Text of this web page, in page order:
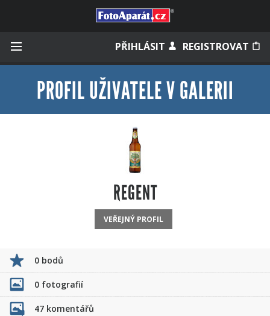
PŘIHLÁSIT REGISTROVAT
Zapomněli jste heslo?
Měli jste účet na starém webu?
PROFIL UŽIVATELE V GALERII
REGENT
VEŘEJNÝ PROFIL
0 bodů
0 fotografií
47 komentářů